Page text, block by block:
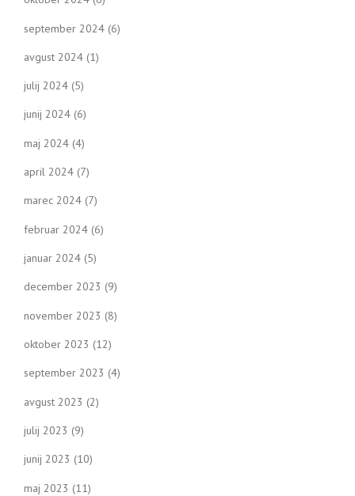
september 2024 (6)
avgust 2024 (1)
julij 2024 (5)
junij 2024 (6)
maj 2024 (4)
april 2024 (7)
marec 2024 (7)
februar 2024 (6)
januar 2024 (5)
december 2023 (9)
november 2023 (8)
oktober 2023 (12)
september 2023 (4)
avgust 2023 (2)
julij 2023 (9)
junij 2023 (10)
maj 2023 (11)